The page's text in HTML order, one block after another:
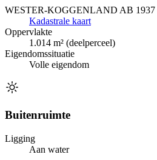
WESTER-KOGGENLAND AB 1937
Kadastrale kaart
Oppervlakte
1.014 m² (deelperceel)
Eigendomssituatie
Volle eigendom
Buitenruimte
Ligging
Aan water